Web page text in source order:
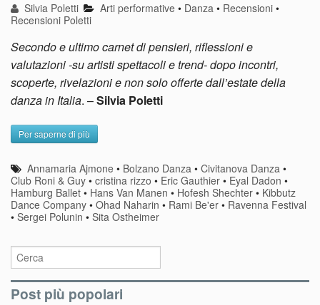
Silvia Poletti Arti performative • Danza • Recensioni •
Recensioni Poletti
Secondo e ultimo carnet di pensieri, riflessioni e
valutazioni -su artisti spettacoli e trend- dopo incontri,
scoperte, rivelazioni e non solo offerte dall’estate della
danza in Italia. –Silvia Poletti
Per saperne di più
Annamaria Ajmone • Bolzano Danza •Civitanova Danza •
Club Roni & Guy • cristina rizzo • Eric Gauthier • Eyal Dadon •
Hamburg Ballet • Hans Van Manen • Hofesh Shechter • Kibbutz
Dance Company • Ohad Naharin • Rami Be'er • Ravenna Festival
• Sergei Polunin • Sita Ostheimer
Post più popolari